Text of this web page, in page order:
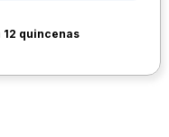
12 quincenas